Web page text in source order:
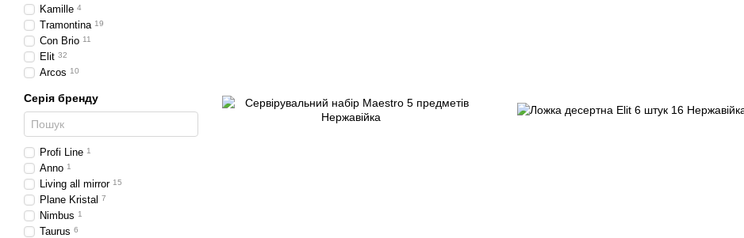
Kamille 4
Tramontina 19
Con Brio 11
Elit 32
Arcos 10
Серія бренду
Profi Line 1
Anno 1
Living all mirror 15
Plane Kristal 7
Nimbus 1
Taurus 6